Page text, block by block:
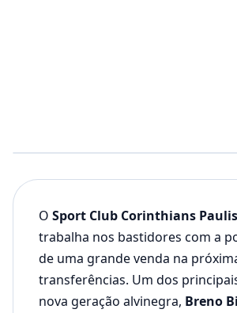
O Sport Club Corinthians
trabalha nos bastidores com a
de uma grande venda na
transferências. Um dos
nova geração alvinegra, Breno